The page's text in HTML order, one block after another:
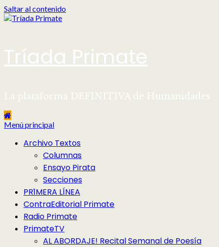
Saltar al contenido
Tríada Primate
La plataforma DEFINITIVA de Humanidades
Menú principal
Archivo Textos
Columnas
Ensayo Pirata
Secciones
PR1MERA LÍNEA
ContraEditorial Primate
Radio Primate
PrimateTV
AL ABORDAJE! Recital Semanal de Poesía